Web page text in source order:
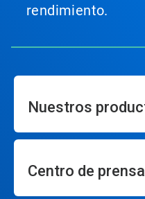
rendimiento.
Nuestros
Centro de prensa